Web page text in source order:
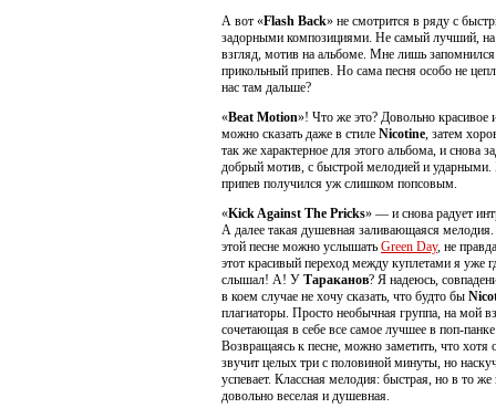
А вот «Flash Back» не смотрится в ряду с
задорными композициями. Не самый лучший,
взгляд, мотив на альбоме. Мне лишь запомнился
прикольный припев. Но сама песня особо не
нас там дальше?
«Beat Motion»! Что же это? Довольно красивое
можно сказать даже в стиле Nicotine, затем
так же характерное для этого альбома, и снова
добрый мотив, с быстрой мелодией и ударными.
припев получился уж слишком попсовым.
«Kick Against The Pricks» — и снова радует
А далее такая душевная заливающаяся
этой песне можно услышать Green Day, не
этот красивый переход между куплетами я уже
слышал! А! У Тараканов? Я надеюсь,
в коем случае не хочу сказать, что будто бы
плагиаторы. Просто необычная группа, на мой
сочетающая в себе все самое лучшее в поп-
Возвращаясь к песне, можно заметить, что хотя
звучит целых три с половиной минуты, но
успевает. Классная мелодия: быстрая, но в то
довольно веселая и душевная.